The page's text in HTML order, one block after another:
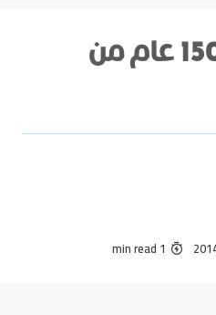
دار صادر للنشر: 150 عام من
1 min read